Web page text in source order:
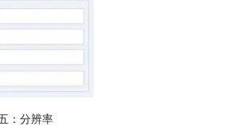
：分辨率